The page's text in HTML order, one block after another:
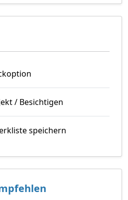
/ Besichtigen
speichern